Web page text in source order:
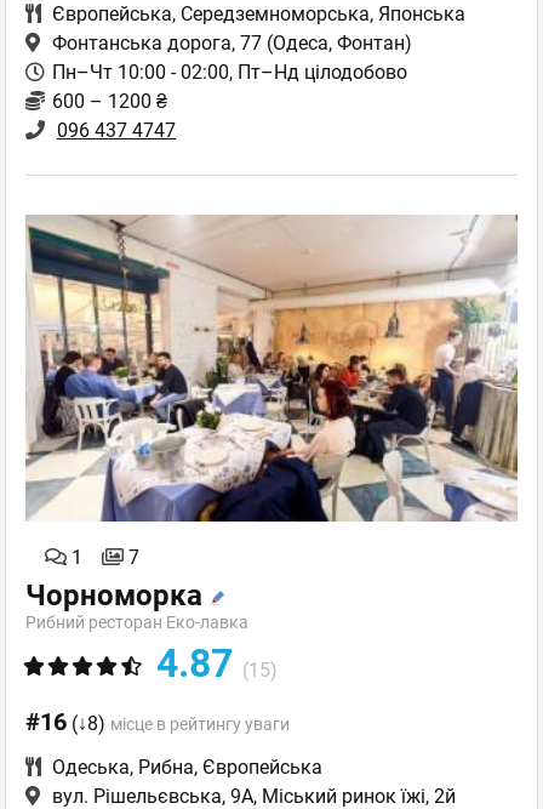
Європейська, Середземноморська, Японська
Фонтанська дорога, 77 (Одеса, Фонтан)
Пн–Чт 10:00 - 02:00, Пт–Нд цілодобово
600 – 1200 ₴
096 437 4747
1 7
Чорноморка
Рибний ресторан Еко-лавка
4.87 (15)
#16 (↓8) місце в рейтингу уваги
Одеська, Рибна, Європейська
вул. Рішельєвська, 9А, Міський ринок їжі, 2й